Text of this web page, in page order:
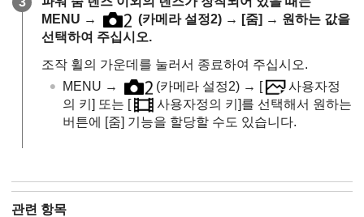
MENU →
(카메라 설정2) → [줌] → 원하는 값을
선택하여 주십시오.
조작 휠의 가운데를 눌러서 종료하여 주십시오.
MENU →
(카메라 설정2) → [
사용자정
의 키] 또는 [ 사용자정의 키]를 선택해서 원하는
버튼에
[줌] 기능을 할당할 수도 있습니다.
관련 항목